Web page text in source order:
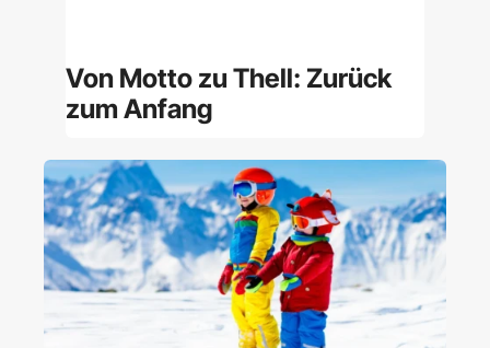
Von Motto zu Thell: Zurück
zum Anfang